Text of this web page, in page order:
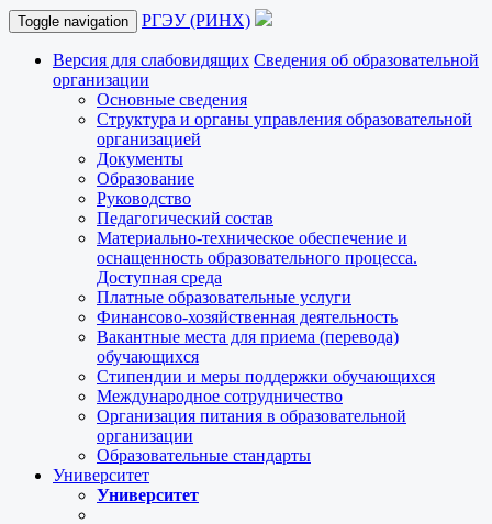
Toggle navigation РГЭУ (РИНХ)
Версия для слабовидящих Сведения об образовательной
организации
Основные сведения
Структура и органы управления образовательной
организацией
Документы
Образование
Руководство
Педагогический состав
Материально-техническое обеспечение и
оснащенность образовательного процесса.
Доступная среда
Платные образовательные услуги
Финансово-хозяйственная деятельность
Вакантные места для приема (перевода)
обучающихся
Стипендии и меры поддержки обучающихся
Международное сотрудничество
Организация питания в образовательной
организации
Образовательные стандарты
Университет
Университет